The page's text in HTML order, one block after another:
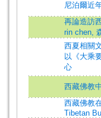
尼泊爾近
再論造訪
rin chen,
西夏相關
以《大乘
心
西藏佛教
西藏佛教
Tibetan